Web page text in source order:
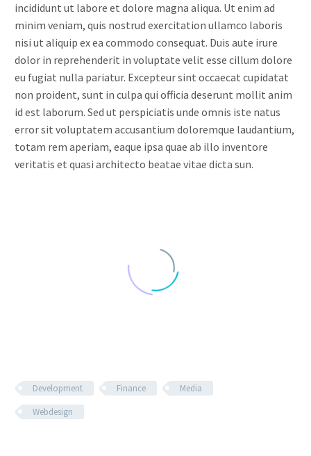
incididunt ut labore et dolore magna aliqua. Ut enim ad
minim veniam, quis nostrud exercitation ullamco laboris
nisi ut aliquip ex ea commodo consequat. Duis aute irure
dolor in reprehenderit in voluptate velit esse cillum dolore
eu fugiat nulla pariatur. Excepteur sint occaecat cupidatat
non proident, sunt in culpa qui officia deserunt mollit anim
id est laborum. Sed ut perspiciatis unde omnis iste natus
error sit voluptatem accusantium doloremque laudantium,
totam rem aperiam, eaque ipsa quae ab illo inventore
veritatis et quasi architecto beatae vitae dicta sun.
Development Finance
Media
Webdesign